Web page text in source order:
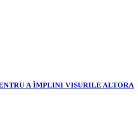
A ÎMPLINI VISURILE ALTORA